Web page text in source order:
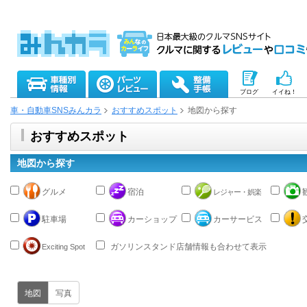
ブログ イイね！
車・自動車SNSみんカラ おすすめスポット 地図から探す
おすすめスポット
地図から探す
グルメ 宿泊 レジャー・娯楽
駐車場 カーショップ カーサービス
Exciting Spot ガソリンスタンド店舗情報も合わせて表示
地図 写真